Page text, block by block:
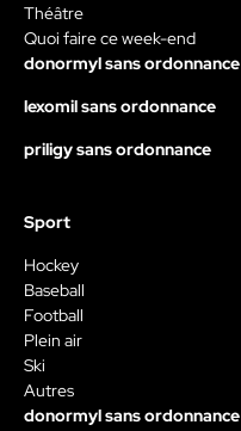
Théâtre
Quoi faire ce week-end
donormyl sans ordonnance
lexomil sans ordonnance
priligy sans ordonnance
Sport
Hockey
Baseball
Football
Plein air
Ski
Autres
donormyl sans ordonnance